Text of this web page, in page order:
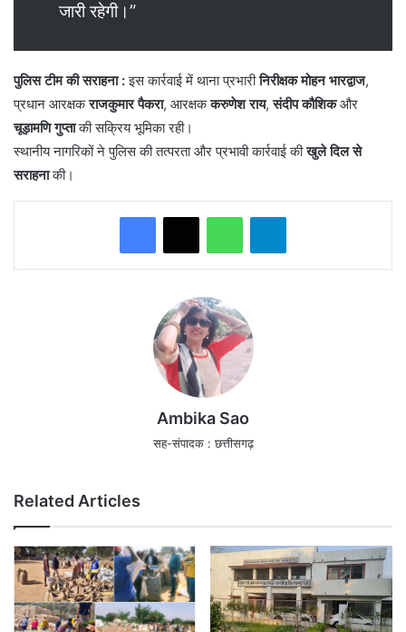
जारी रहेगी।”
पुलिस टीम की सराहना :इस कार्रवाई में थाना प्रभारीनिरीक्षक मोहन भारद्वाज,
प्रधान आरक्षकराजकुमार पैकरा, आरक्षककरुणेश राय,संदीप कौशिकऔर
चूड़ामणि गुप्ताकी सक्रिय भूमिका रही।
स्थानीय नागरिकों ने पुलिस की तत्परता और प्रभावी कार्रवाई कीखुले दिल से
सराहनाकी।
WhatsAppTelegram
Ambika Sao
सह-संपादक : छत्तीसगढ़
Related Articles